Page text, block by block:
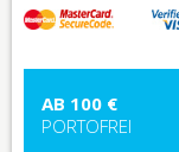
AB 100 €
PORTOFREI